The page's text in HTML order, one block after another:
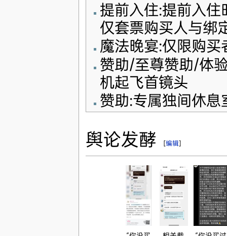
提前入住:提前入
仅套票购买人与绑
魔法晚宴:仅限购
赞助/至尊赞助/体
机起飞首镜头
赞助:专属独间休息
舆论发酵 [编辑]